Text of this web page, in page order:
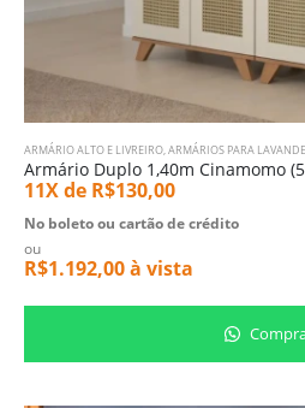
ARMÁRIO ALTO E LIVREIRO,ARMÁRIOS PARA
Armário Duplo 1,40m Cinamomo
11X de R$130,00
No boleto ou cartão de crédito
ou
R$1.192,00à vista